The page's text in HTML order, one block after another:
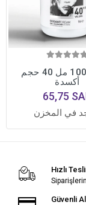
آسي 1000 مل 40 حجم
أكسدة
65,75
في المخزن
Hızlı
Güvenli